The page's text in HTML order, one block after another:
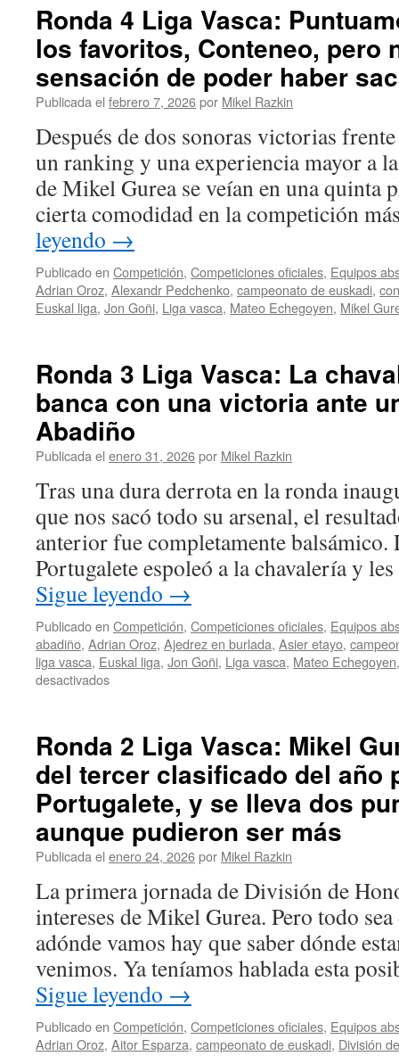
Vasca:
Importantísima
victoria
por
la
mínima
ante
un
Martintxo
muy
aguerrido
Ronda 4 Liga Vasca:
los favoritos, Conteneo, pero
sensación de poder haber
Publicada el febrero 7, 2026por Mikel Razkin
Después de dos sonoras victorias
un ranking y una experiencia mayor a
de Mikel Gurea se veían en una quinta
cierta comodidad en la competición
leyendo →
Publicado en Competición, Competiciones oficiales, Equipos
Adrian Oroz, Alexandr Pedchenko, campeonato de euskadi,
Euskal liga, Jon Goñi, Liga vasca, Mateo Echegoyen, Mikel
Ronda 3 Liga Vasca: La
banca con una victoria ante
Abadiño
Publicada el enero 31, 2026por Mikel Razkin
Tras una dura derrota en la ronda
que nos sacó todo su arsenal, el
anterior fue completamente
Portugalete espoleó a la chavalería y
Sigue leyendo →
Publicado en Competición, Competiciones oficiales, Equipos
abadiño, Adrian Oroz, Ajedrez en burlada, Asier etayo,
liga vasca, Euskal liga, Jon Goñi, Liga vasca, Mateo Echegoyen
desactivadosen
Vasca:
La
chavalería
revienta
la
banca
con
victoria
ante
un
durísimo
Abadiño
Ronda 2 Liga Vasca: Mikel
del tercer clasificado del año
Portugalete, y se lleva dos
aunque pudieron ser más
Publicada el enero 24, 2026por Mikel Razkin
La primera jornada de División de
intereses de Mikel Gurea. Pero todo
adónde vamos hay que saber dónde
venimos. Ya teníamos hablada esta
Sigue leyendo →
Publicado en Competición, Competiciones oficiales, Equipos
Adrian Oroz, Aitor Esparza, campeonato de euskadi, División